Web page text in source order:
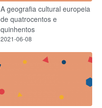
A geografia cultural europeia
de quatrocentos e
quinhentos
2021-06-08